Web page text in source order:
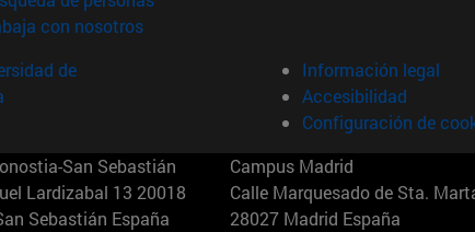
con nosotros(abre en nueva ventana)
de
Información legal
Accesibilidad
Configuración de
San Sebastián
Lardizabal 13 20018
Sebastián España
Campus Madrid
Calle Marquesado de Sta.
28027 Madrid España